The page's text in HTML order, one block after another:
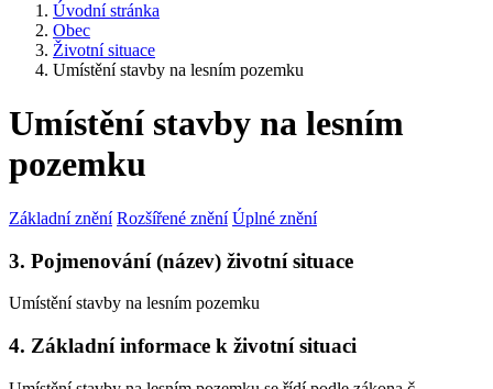
Úvodní stránka
Obec
Životní situace
Umístění stavby na lesním pozemku
Umístění stavby na lesním
pozemku
Základní znění Rozšířené znění Úplné znění
3. Pojmenování (název) životní situace
Umístění stavby na lesním pozemku
4. Základní informace k životní situaci